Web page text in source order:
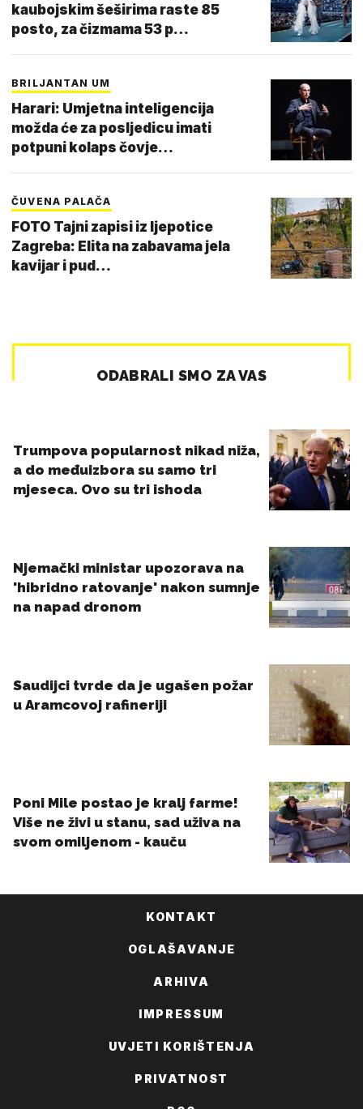
kaubojskim šeširima raste 85
posto, za čizmama 53 p…
BRILJANTAN UM
Harari: Umjetna inteligencija
možda će za posljedicu imati
potpuni kolaps čovje…
ČUVENA PALAČA
FOTO Tajni zapisi iz ljepotice
Zagreba: Elita na zabavama jela
kavijar i pud…
KONTAKT
OGLAŠAVANJE
ARHIVA
IMPRESSUM
UVJETI KORIŠTENJA
PRIVATNOST